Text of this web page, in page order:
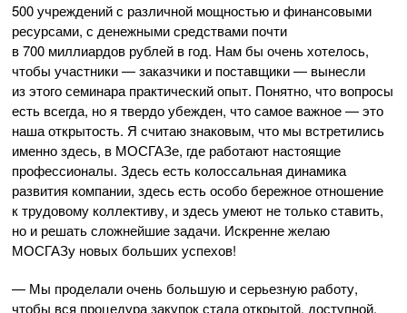
500 учреждений с различной мощностью и финансовыми
ресурсами, с денежными средствами почти
в 700 миллиардов рублей в год. Нам бы очень хотелось,
чтобы участники — заказчики и поставщики — вынесли
из этого семинара практический опыт. Понятно, что вопросы
есть всегда, но я твердо убежден, что самое важное — это
наша открытость. Я считаю знаковым, что мы встретились
именно здесь, в МОСГАЗе, где работают настоящие
профессионалы. Здесь есть колоссальная динамика
развития компании, здесь есть особо бережное отношение
к трудовому коллективу, и здесь умеют не только ставить,
но и решать сложнейшие задачи. Искренне желаю
МОСГАЗу новых больших успехов!
— Мы проделали очень большую и серьезную работу,
чтобы вся процедура закупок стала открытой, доступной,